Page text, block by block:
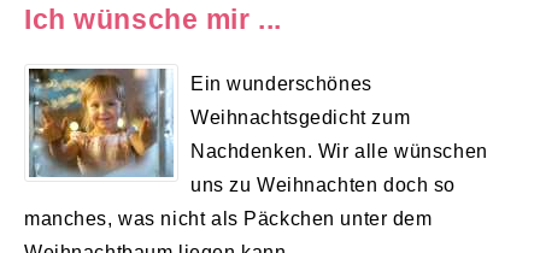
Ich wünsche mir ...
Ein wunderschönes
Weihnachtsgedicht zum
Nachdenken. Wir alle wünschen
uns zu Weihnachten doch so
manches, was nicht als Päckchen unter dem